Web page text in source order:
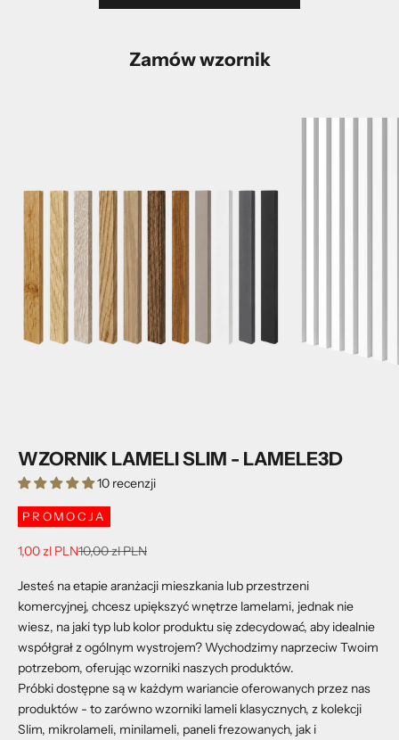
Zamów wzornik
WZORNIK LAMELI SLIM - LAMELE3D
10 recenzji
PROMOCJA
Cena promocyjna
1,00 zl PLNCena regularna
10,00 zl PLN
Jesteś na etapie aranżacji mieszkania lub przestrzeni
komercyjnej, chcesz upiększyć wnętrze lamelami, jednak nie
wiesz, na jaki typ lub kolor produktu się zdecydować, aby idealnie
współgrał z ogólnym wystrojem? Wychodzimy naprzeciw Twoim
potrzebom, oferując wzorniki naszych produktów.
Próbki dostępne są w każdym wariancie oferowanych przez nas
produktów - to zarówno wzorniki lameli klasycznych, z kolekcji
Slim, mikrolameli, minilameli, paneli frezowanych, jak i